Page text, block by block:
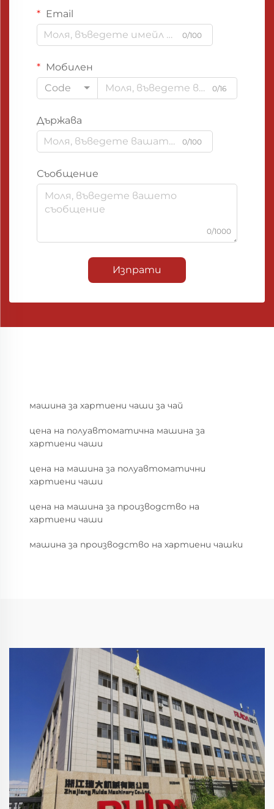
Email
0/100
Мобилен
Code
0/16
Държава
0/100
Съобщение
0/1000
Изпрати
машина за хартиени чаши за чай
цена на полуавтоматична машина за
хартиени чаши
цена на машина за полуавтоматични
хартиени чаши
цена на машина за производство на
хартиени чаши
машина за производство на хартиени чашки